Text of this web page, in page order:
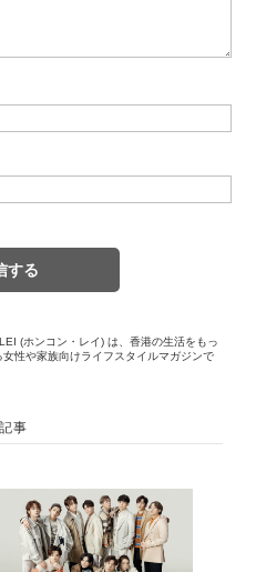
(ホンコン・レイ) は、香港の生活をもっ
女性や家族向けライフスタイルマガジンで
事